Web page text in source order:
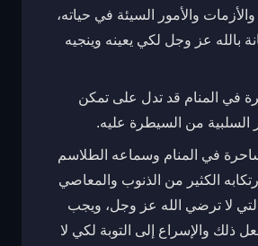
والأمور السيئة في حياته،
بالله عز وجل لكي يعينه وينجيه
في المنام قد تدل على تمكن
السلبية من السيطرة عليه.
في المنام وسماعه الطلاسم
الكثير من الذنوب والمعاصي
التي لا ترضي الله عز وجل، ويجب
ذلك والإسراع إلى التوبة لكي لا